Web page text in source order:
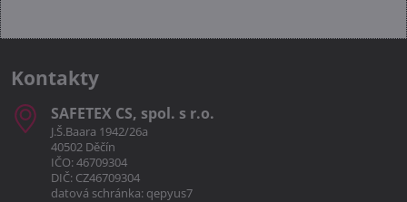
Kontakty
SAFETEX CS, spol​. s r​.o​.
J.Š.Baara 1942/26a
40502 Děčín
IČO: 46709304
DIČ: CZ46709304
datová schránka: qepyus7